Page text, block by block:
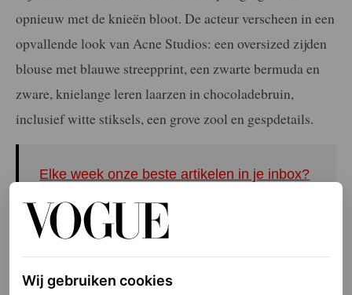
opnieuw met de knieën bloot. De acteur verscheen in een
opvallende look van Acne Studios: een oversized zijden
blouse met blauwe streepprint, een zwarte bermuda en
zware, knielange leren laarzen in chocoladebruin,
inclusief witte stiksels, een grove zool en gespdetails.
Elke week onze beste artikelen in je inbox?
Schrijf je hier in voor de Vogue-nieuwsbrief.
Het is trouwens niet de eerste keer dat hij opvalt met een
paar statement boots: onlangs spotten we hem nog in
Wij gebruiken cookies